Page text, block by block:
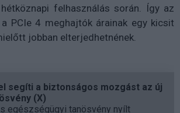
felhasználás során. Így az
PCIe 4 meghajtók árainak egy kicsit
jobban elterjedhetnének.
segíti a biztonságos mozgást az új
(X)
egészségügyi tanösvény nyílt